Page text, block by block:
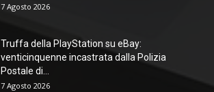
7 Agosto 2026
Truffa della PlayStation su eBay:
venticinquenne incastrata dalla Polizia
Postale di...
7 Agosto 2026